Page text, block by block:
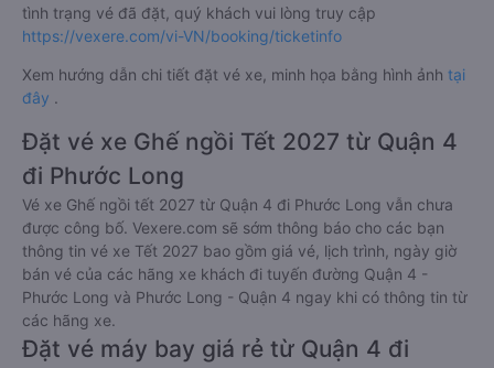
tình trạng vé đã đặt, quý khách vui lòng truy cập
https://vexere.com/vi-VN/booking/ticketinfo
Xem hướng dẫn chi tiết đặt vé xe, minh họa bằng hình ảnh tại
đây .
Đặt vé xe Ghế ngồi Tết 2027 từ Quận 4
đi Phước Long
Vé xe Ghế ngồi tết 2027 từ Quận 4 đi Phước Long vẫn chưa
được công bố. Vexere.com sẽ sớm thông báo cho các bạn
thông tin vé xe Tết 2027 bao gồm giá vé, lịch trình, ngày giờ
bán vé của các hãng xe khách đi tuyến đường Quận 4 -
Phước Long và Phước Long - Quận 4 ngay khi có thông tin từ
các hãng xe.
Đặt vé máy bay giá rẻ từ Quận 4 đi